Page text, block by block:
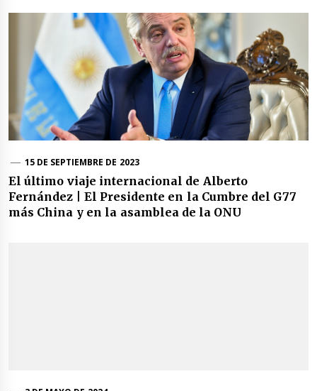
15 DE SEPTIEMBRE DE 2023
El último viaje internacional de Alberto
Fernández | El Presidente en la Cumbre del G77
más China y en la asamblea de la ONU